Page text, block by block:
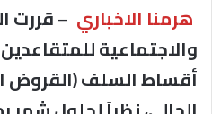
هرمنا الاخباري –قررت
والاجتماعية
أقساط السلف (القروض